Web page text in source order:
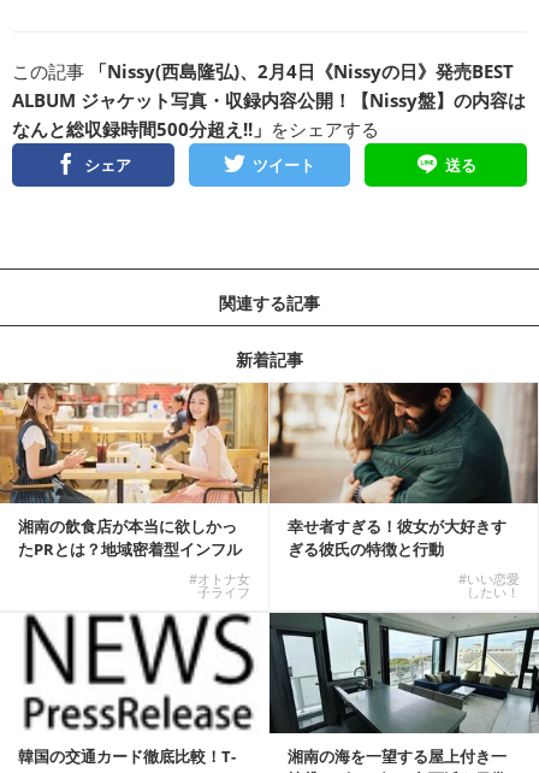
この記事
「Nissy(西島隆弘)、2月4日《Nissyの日》発売BEST
ALBUM ジャケット写真・収録内容公開！【Nissy盤】の内容は
なんと総収録時間500分超え!!」 をシェアする
シェア ツイート 送る
関連する記事
新着記事
湘南の飲食店が本当に欲しかっ
たPRとは？地域密着型インフル
#オトナ女
子ライフ
幸せ者すぎる！彼女が大好きす
ぎる彼氏の特徴と行動
#いい恋愛
したい！
韓国の交通カード徹底比較！T-
湘南の海を一望する屋上付き一